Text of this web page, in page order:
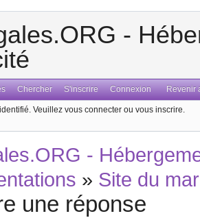
-
Chercher S'inscrire Connexion Revenir
Veuillez vous connecter ou vous inscrire.
-
» Site du
une réponse